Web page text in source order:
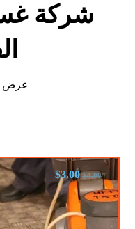
شركة
عرض ⁦2⁩ من كل النتائج
$4.00
$3.00